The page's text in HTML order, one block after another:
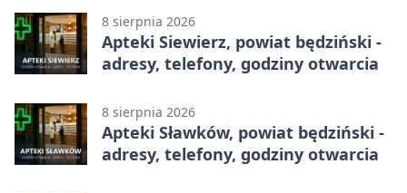
8 sierpnia 2026
Apteki Siewierz, powiat będziński -
adresy, telefony, godziny otwarcia
8 sierpnia 2026
Apteki Sławków, powiat będziński -
adresy, telefony, godziny otwarcia